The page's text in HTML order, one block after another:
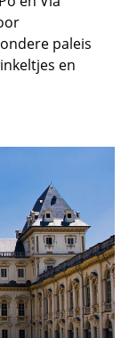
paleis
en